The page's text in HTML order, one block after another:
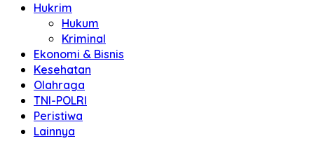
Hukrim
Hukum
Kriminal
Ekonomi & Bisnis
Kesehatan
Olahraga
TNI-POLRI
Peristiwa
Lainnya